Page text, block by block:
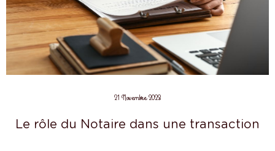
21 Novembre 2023
Le rôle du Notaire dans une transaction